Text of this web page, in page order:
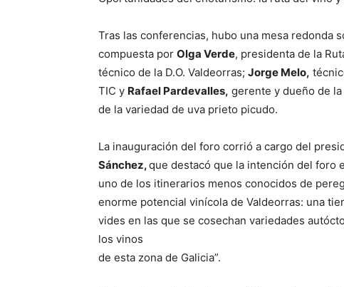
Tras las conferencias, hubo una mesa redonda
compuesta por Olga Verde, presidenta de la
técnico de la D.O. Valdeorras; Jorge Melo,
TIC y Rafael Pardevalles, gerente y dueño de
de la variedad de uva prieto picudo.
La inauguración del foro corrió a cargo del
Sánchez,que destacó que la intención del foro
uno de los itinerarios menos conocidos de
enorme potencial vinícola de Valdeorras: una
vides en las que se cosechan variedades
los vinos
de esta zona de Galicia”.